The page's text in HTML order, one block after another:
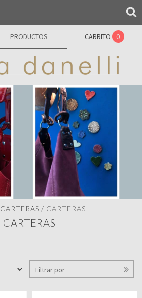
PRODUCTOS CARRITO 0
CARTERAS / CARTERAS
CARTERAS
Filtrar por